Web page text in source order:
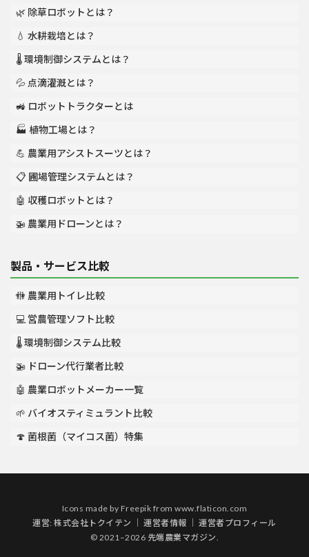
🌿 除草ロボットとは？
💧 水耕栽培とは？
🌡️ 環境制御システムとは？
💦 点滴灌漑とは？
🚜 ロボットトラクターとは
🏭 植物工場とは？
💪 農業用アシストスーツとは？
📋 圃場管理システムとは？
🤖 収穫ロボットとは？
🚁 農業用ドローンとは？
製品・サービス比較
🚻 農業用トイレ比較
💻 営農管理ソフト比較
🌡️ 環境制御システム比較
🚁 ドローン代行業者比較
🤖 農業ロボットメーカー一覧
🌱 バイオスティミュラント比較
🍄 菌根菌（マイコス菌）特集
Icons made by Freepik fromwww.flaticon.com
運営:株式会社トクイテン ｜運営者情報 ｜運営者プロフィール
© 2021–2026 先端農業マガジン.